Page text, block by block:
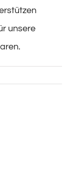
unsere